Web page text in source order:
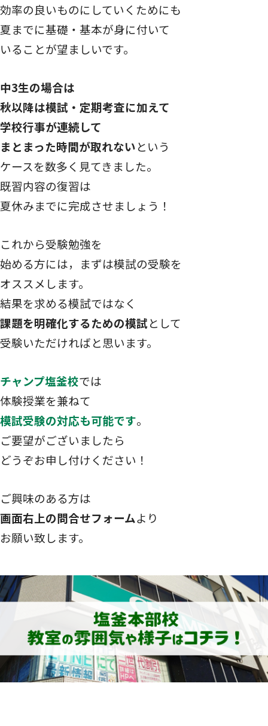
効率の良いものにしていくためにも
夏までに基礎・基本が身に付いて
いることが望ましいです。
中3生の場合は
秋以降は模試・定期考査に加えて
学校行事が連続して
まとまった時間が取れないという
ケースを数多く見てきました。
既習内容の復習は
夏休みまでに完成させましょう！
これから受験勉強を
始める方には，まずは模試の受験を
オススメします。
結果を求める模試ではなく
課題を明確化するための模試として
受験いただければと思います。
チャンプ塩釜校では
体験授業を兼ねて
模試受験の対応も可能です。
ご要望がございましたら
どうぞお申し付けください！
ご興味のある方は
画面右上の問合せフォームより
お願い致します。